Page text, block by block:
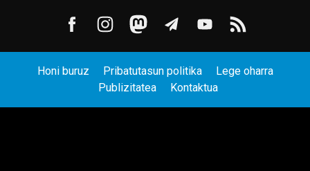
Honi buruz Pribatutasun politika
Lege oharra
Publizitatea
Kontaktua